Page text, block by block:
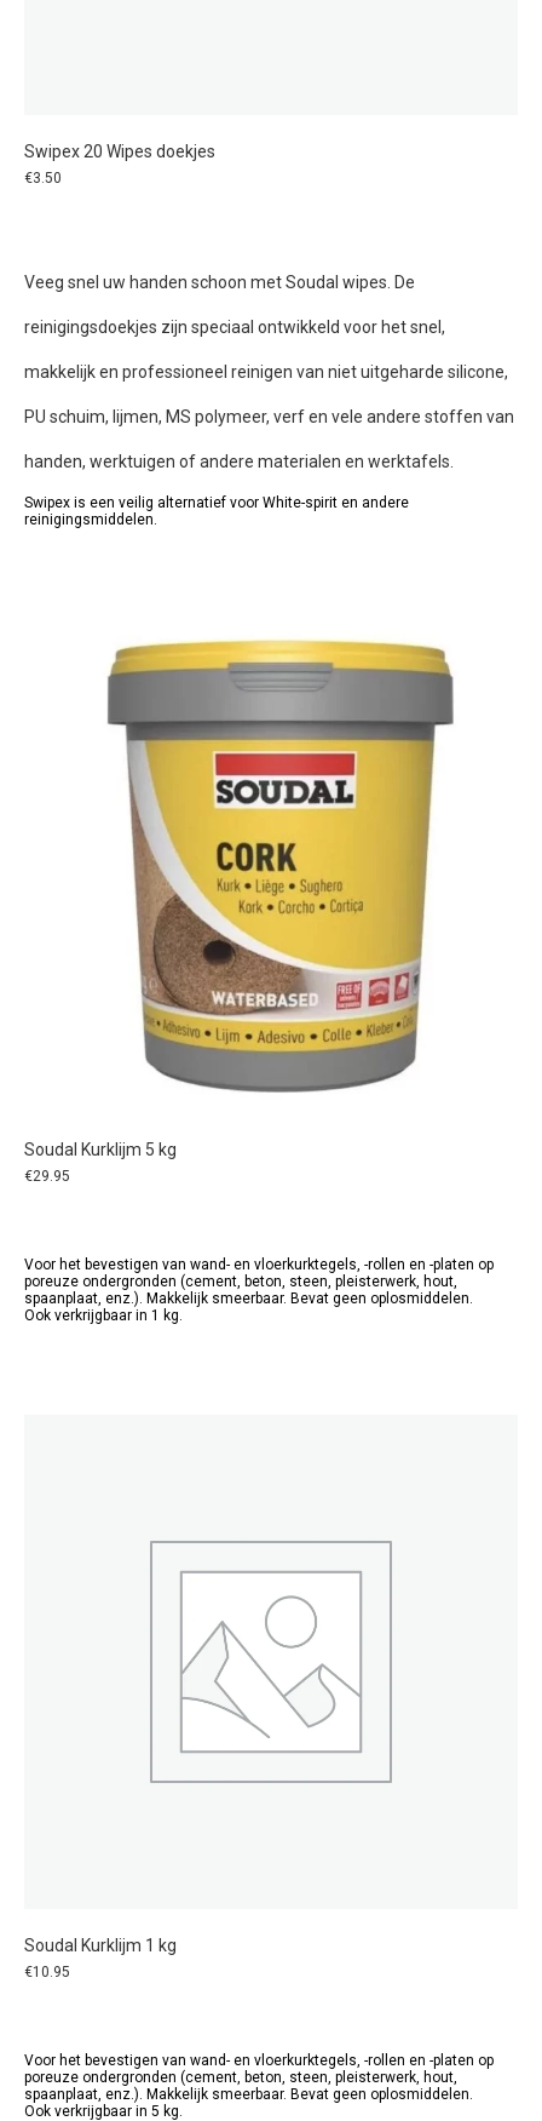
Swipex 20 Wipes doekjes
€3.50
Veeg snel uw handen schoon met Soudal wipes. De
reinigingsdoekjes zijn speciaal ontwikkeld voor het snel,
makkelijk en professioneel reinigen van niet uitgeharde silicone,
PU schuim, lijmen, MS polymeer, verf en vele andere stoffen van
handen, werktuigen of andere materialen en werktafels.
Swipex is een veilig alternatief voor White-spirit en andere
reinigingsmiddelen.
Soudal Kurklijm 5 kg
€29.95
Voor het bevestigen van wand- en vloerkurktegels, -rollen en -platen op
poreuze ondergronden (cement, beton, steen, pleisterwerk, hout,
spaanplaat, enz.). Makkelijk smeerbaar. Bevat geen oplosmiddelen.
Ook verkrijgbaar in 1 kg.
Soudal Kurklijm 1 kg
€10.95
Voor het bevestigen van wand- en vloerkurktegels, -rollen en -platen op
poreuze ondergronden (cement, beton, steen, pleisterwerk, hout,
spaanplaat, enz.). Makkelijk smeerbaar. Bevat geen oplosmiddelen.
Ook verkrijgbaar in 5 kg.